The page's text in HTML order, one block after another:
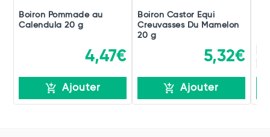
Boiron Pommade au
Calendula 20 g
4,47€
Ajouter
Boiron Castor Equi
Creuvasses Du Mamelon
20 g
5,32€
Ajouter